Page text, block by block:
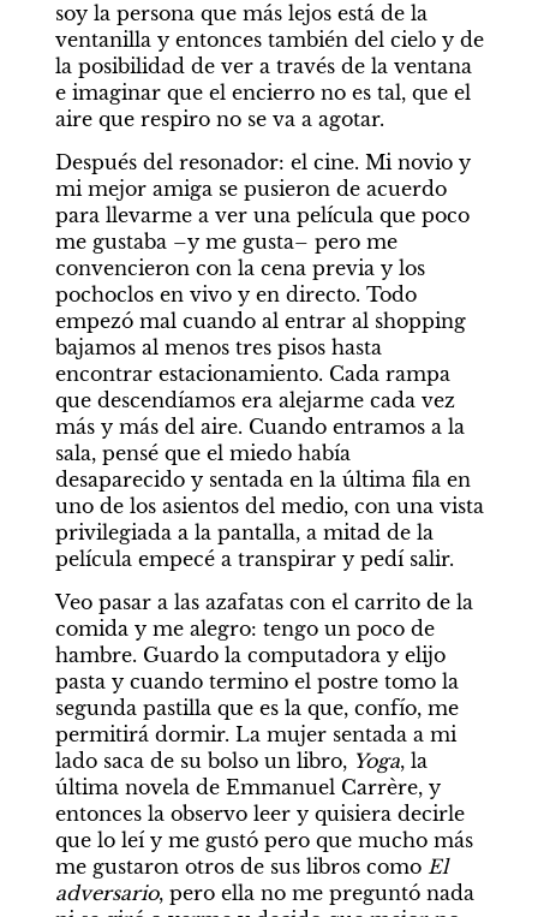
soy la persona que más lejos está de la
ventanilla y entonces también del cielo y de
la posibilidad de ver a través de la ventana
e imaginar que el encierro no es tal, que el
aire que respiro no se va a agotar.
Después del resonador: el cine. Mi novio y
mi mejor amiga se pusieron de acuerdo
para llevarme a ver una película que poco
me gustaba –y me gusta– pero me
convencieron con la cena previa y los
pochoclos en vivo y en directo. Todo
empezó mal cuando al entrar al shopping
bajamos al menos tres pisos hasta
encontrar estacionamiento. Cada rampa
que descendíamos era alejarme cada vez
más y más del aire. Cuando entramos a la
sala, pensé que el miedo había
desaparecido y sentada en la última fila en
uno de los asientos del medio, con una vista
privilegiada a la pantalla, a mitad de la
película empecé a transpirar y pedí salir.
Veo pasar a las azafatas con el carrito de la
comida y me alegro: tengo un poco de
hambre. Guardo la computadora y elijo
pasta y cuando termino el postre tomo la
segunda pastilla que es la que, confío, me
permitirá dormir. La mujer sentada a mi
lado saca de su bolso un libro, Yoga, la
última novela de Emmanuel Carrère, y
entonces la observo leer y quisiera decirle
que lo leí y me gustó pero que mucho más
me gustaron otros de sus libros como El
adversario, pero ella no me preguntó nada